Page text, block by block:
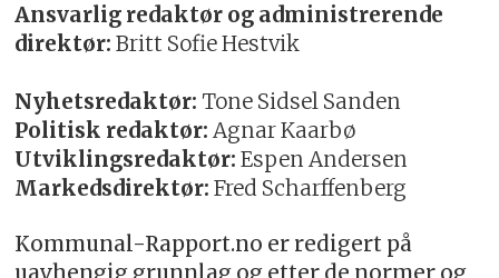
Ansvarlig redaktør og administrerende
direktør: Britt Sofie Hestvik
Nyhetsredaktør: Tone Sidsel Sanden
Politisk redaktør: Agnar Kaarbø
Utviklingsredaktør: Espen Andersen
Markedsdirektør: Fred Scharffenberg
Kommunal-Rapport.no er redigert på
uavhengig grunnlag og etter de normer og